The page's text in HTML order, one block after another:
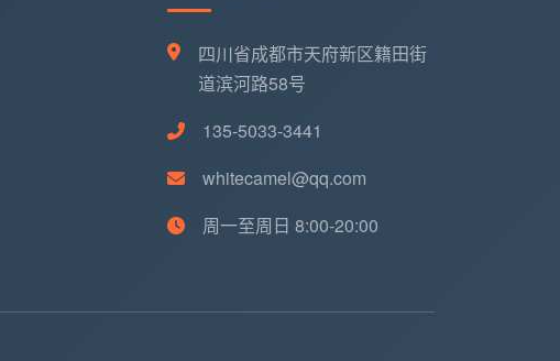
四川省成都市天府新区籍田街
道滨河路58号
135-5033-3441
whitecamel@qq.com
周一至周日 8:00-20:00